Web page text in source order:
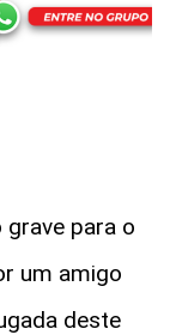
para o
um amigo
deste